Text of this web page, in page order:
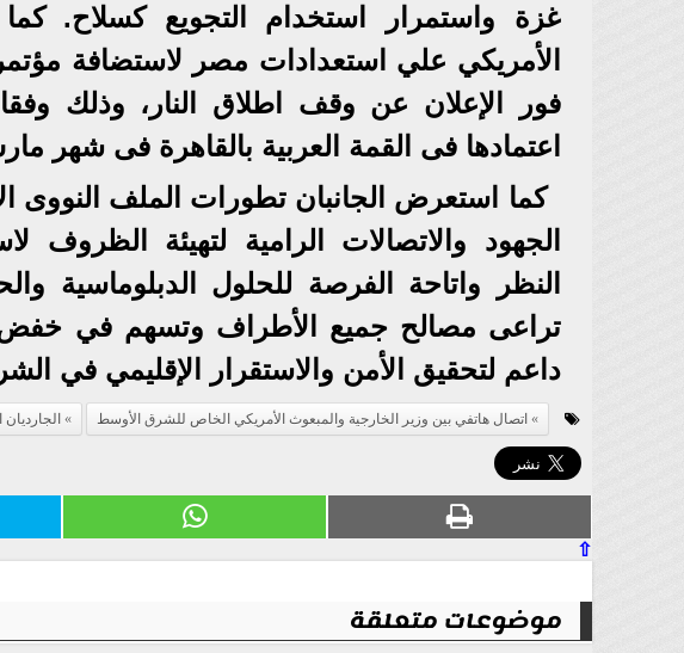
غزة واستمرار استخدام التجويع كسلاح.
الأمريكي علي استعدادات مصر لاستضافة مؤتمر
فور الإعلان عن وقف اطلاق النار، وذلك
اعتمادها فى القمة العربية بالقاهرة فى شهر
كما استعرض الجانبان تطورات الملف النووى
الجهود والاتصالات الرامية لتهيئة
النظر واتاحة الفرصة للحلول الدبلوماسية
تراعى مصالح جميع الأطراف وتسهم في خفض
داعم لتحقيق الأمن والاستقرار الإقليمي في
اتصال هاتفي بين وزير الخارجية والمبعوث الأمريكي الخاص للشرق الأوسط
⇧
موضوعات متعلقة